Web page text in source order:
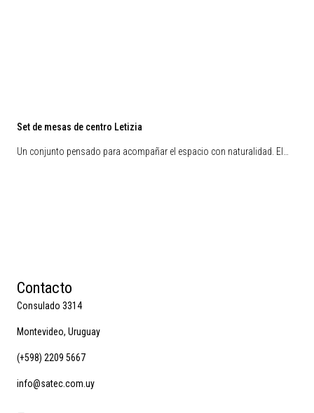
Set de mesas de centro Letizia
Un conjunto pensado para acompañar el espacio con naturalidad. El…
Contacto
Consulado 3314
Montevideo, Uruguay
(+598) 2209 5667
info@satec.com.uy